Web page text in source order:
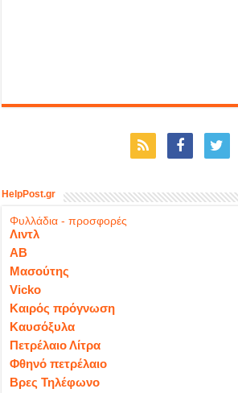
HelpPost.gr
Φυλλάδια - προσφορές
Λιντλ
ΑΒ
Μασούτης
Vicko
Καιρός πρόγνωση
Καυσόξυλα
Πετρέλαιο Λίτρα
Φθηνό πετρέλαιο
Βρες Τηλέφωνο